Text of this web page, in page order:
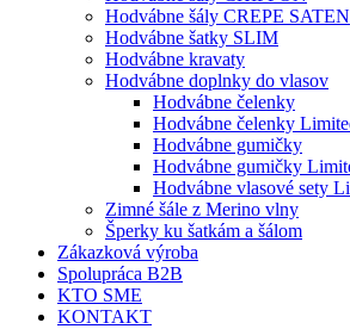
Hodvábne šály CREPE SATEN
Hodvábne šatky SLIM
Hodvábne kravaty
Hodvábne doplnky do vlasov
Hodvábne čelenky
Hodvábne čelenky
Hodvábne gumičky
Hodvábne gumičky
Hodvábne vlasové sety
Zimné šále z Merino vlny
Šperky ku šatkám a šálom
Zákazková výroba
Spolupráca B2B
KTO SME
KONTAKT